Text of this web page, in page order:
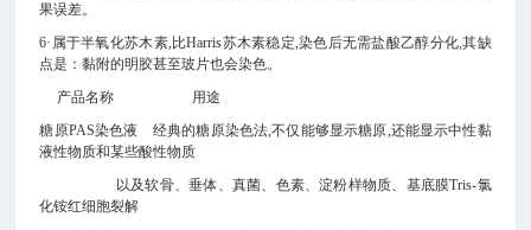
果误差。
6·属于半氧化苏木素,比Harris苏木素稳定,染色后无需盐酸乙醇分化,其缺
点是：黏附的明胶甚至玻片也会染色。
产品名称
用途
糖原PAS染色液 经典的糖原染色法,不仅能够显示糖原,还能显示中性黏
液性物质和某些酸性物质
以及软骨、垂体、真菌、色素、淀粉样物质、基底膜Tris-氯
化铵红细胞裂解